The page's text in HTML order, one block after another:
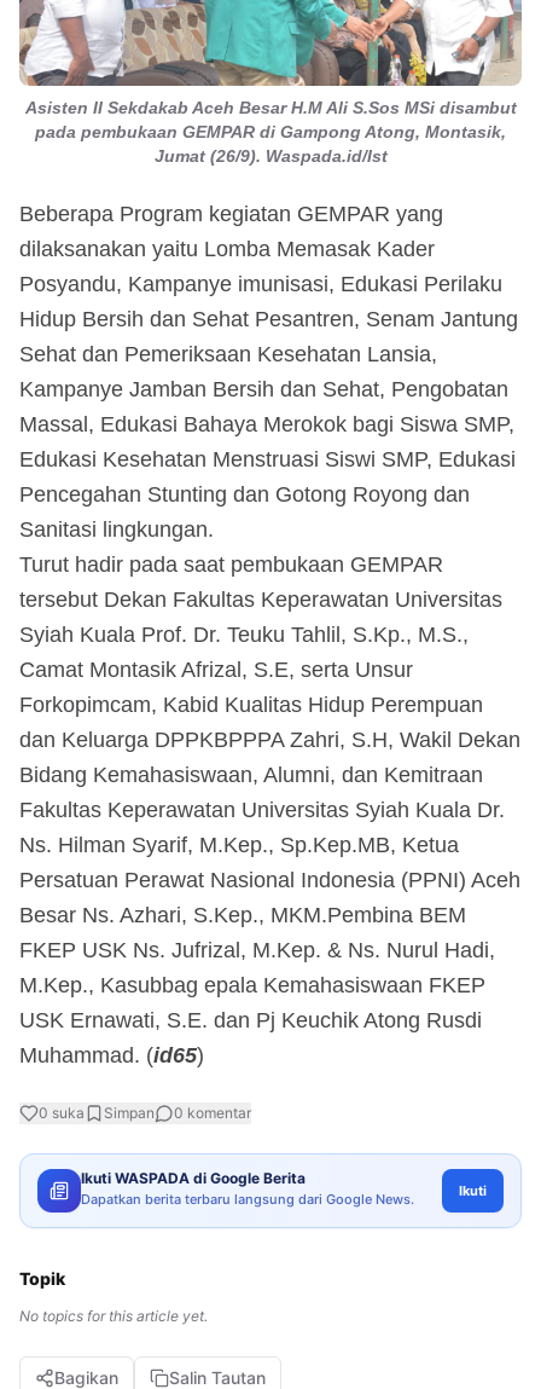
Asisten II Sekdakab Aceh Besar H.M Ali S.Sos MSi disambut
pada pembukaan GEMPAR di Gampong Atong, Montasik,
Jumat (26/9). Waspada.id/Ist
Beberapa Program kegiatan GEMPAR yang
dilaksanakan yaitu Lomba Memasak Kader
Posyandu, ⁠Kampanye imunisasi, ⁠Edukasi Perilaku
Hidup Bersih dan Sehat Pesantren, ⁠Senam Jantung
Sehat dan Pemeriksaan Kesehatan Lansia,
⁠Kampanye Jamban Bersih dan Sehat, ⁠Pengobatan
Massal, ⁠Edukasi Bahaya Merokok bagi Siswa SMP,
⁠Edukasi Kesehatan Menstruasi Siswi SMP, ⁠Edukasi
Pencegahan Stunting dan Gotong Royong dan
Sanitasi lingkungan.
Turut hadir pada saat pembukaan GEMPAR
tersebut Dekan Fakultas Keperawatan Universitas
Syiah Kuala Prof. Dr. Teuku Tahlil, S.Kp., M.S.,
⁠Camat Montasik Afrizal, S.E, serta Unsur
Forkopimcam, Kabid Kualitas Hidup Perempuan
dan Keluarga DPPKBPPPA Zahri, S.H, Wakil Dekan
Bidang Kemahasiswaan, Alumni, dan Kemitraan
Fakultas Keperawatan Universitas Syiah Kuala Dr.
Ns. Hilman Syarif, M.Kep., Sp.Kep.MB, Ketua
Persatuan Perawat Nasional Indonesia (PPNI) Aceh
Besar Ns. Azhari, S.Kep., MKM.⁠Pembina BEM
FKEP USK Ns. Jufrizal, M.Kep. & Ns. Nurul Hadi,
M.Kep., Kasubbag epala Kemahasiswaan FKEP
USK Ernawati, S.E. dan Pj Keuchik Atong Rusdi
Muhammad. (id65)
0 suka Simpan 0 komentar
Ikuti WASPADA di Google Berita
Dapatkan berita terbaru langsung dari Google News. Ikuti
Topik
No topics for this article yet.
Bagikan Salin Tautan